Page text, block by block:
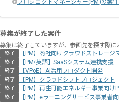
プロジェクトマネージャー(PM)の案
募集が終了した案件
募集は終了していますが、参画先を探す際に
終了 【PM】商社向けクラウドストレージ
終了 【PM/英語】SaaSシステム連携支援
終了 【VPoE】AI活用プロダクト開発
終了 【PM】クラウドシフトプロジェクト
終了 【PM】再生可能エネルギー事業向け
終了 【PM】eラーニングサービス事業者